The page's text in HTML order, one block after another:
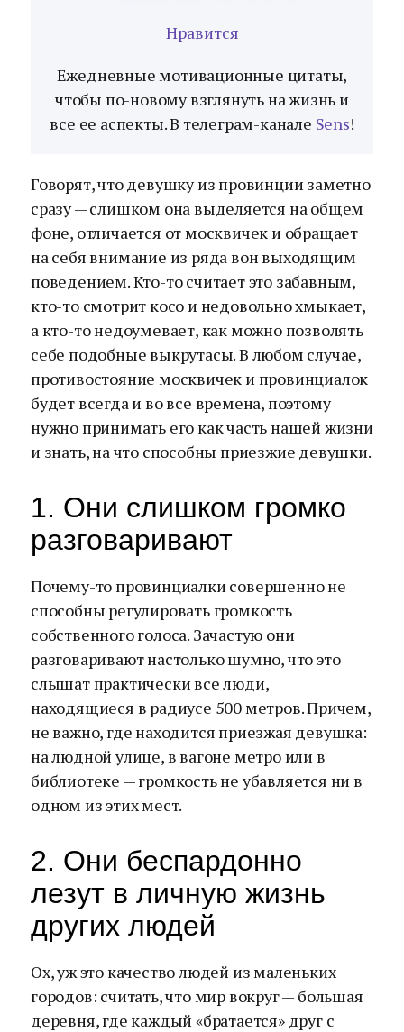
Нравится
Ежедневные мотивационные цитаты,
чтобы по-новому взглянуть на жизнь и
все ее аспекты. В телеграм-канале Sens!
Говорят, что девушку из провинции заметно
сразу — слишком она выделяется на общем
фоне, отличается от москвичек и обращает
на себя внимание из ряда вон выходящим
поведением. Кто-то считает это забавным,
кто-то смотрит косо и недовольно хмыкает,
а кто-то недоумевает, как можно позволять
себе подобные выкрутасы. В любом случае,
противостояние москвичек и провинциалок
будет всегда и во все времена, поэтому
нужно принимать его как часть нашей жизни
и знать, на что способны приезжие девушки.
1. Они слишком громко
разговаривают
Почему-то провинциалки совершенно не
способны регулировать громкость
собственного голоса. Зачастую они
разговаривают настолько шумно, что это
слышат практически все люди,
находящиеся в радиусе 500 метров. Причем,
не важно, где находится приезжая девушка:
на людной улице, в вагоне метро или в
библиотеке — громкость не убавляется ни в
одном из этих мест.
2. Они беспардонно
лезут в личную жизнь
других людей
Ох, уж это качество людей из маленьких
городов: считать, что мир вокруг — большая
деревня, где каждый «братается» друг с